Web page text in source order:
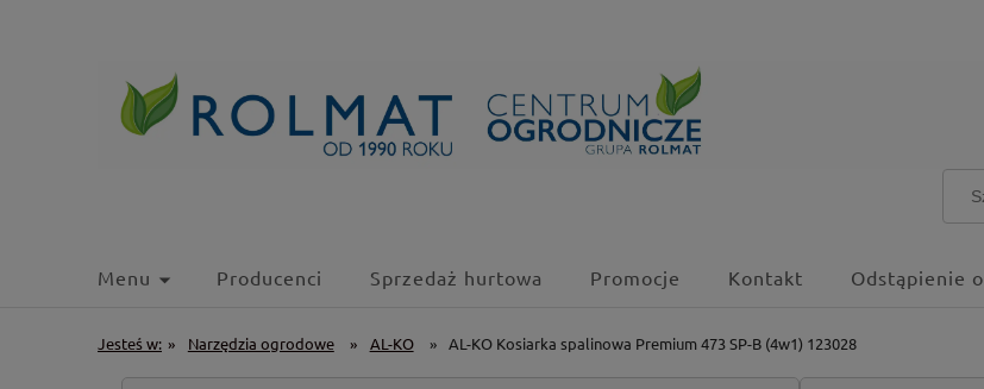
Menu Producenci Sprzedaż hurtowa Promocje Kontakt Odstąpienie
Jesteś w: » Narzędzia ogrodowe » AL-KO » AL-KO Kosiarka spalinowa Premium 473 SP-B (4w1) 123028